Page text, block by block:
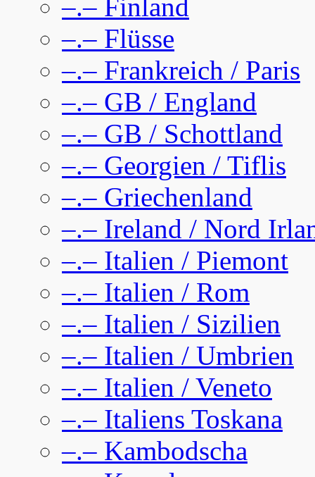
–.– Finland
–.– Flüsse
–.– Frankreich / Paris
–.– GB / England
–.– GB / Schottland
–.– Georgien / Tiflis
–.– Griechenland
–.– Ireland / Nord
–.– Italien / Piemont
–.– Italien / Rom
–.– Italien / Sizilien
–.– Italien / Umbrien
–.– Italien / Veneto
–.– Italiens Toskana
–.– Kambodscha